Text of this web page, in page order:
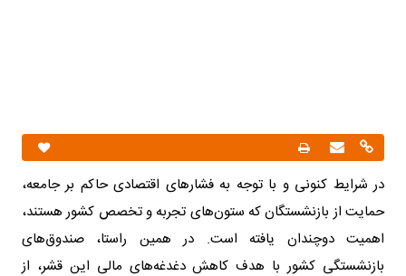
در شرایط کنونی و با توجه به فشارهای اقتصادی حاکم بر جامعه،
حمایت از بازنشستگان که ستون‌های تجربه و تخصص کشور هستند،
اهمیت دوچندان یافته است. در همین راستا، صندوق‌های
بازنشستگی کشور با هدف کاهش دغدغه‌های مالی این قشر، از